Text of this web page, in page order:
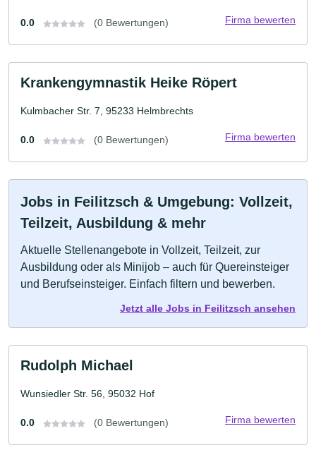
0.0 (0 Bewertungen) Firma bewerten
Krankengymnastik Heike Röpert
Kulmbacher Str. 7, 95233 Helmbrechts
0.0 (0 Bewertungen) Firma bewerten
Jobs in Feilitzsch & Umgebung: Vollzeit,
Teilzeit, Ausbildung & mehr
Aktuelle Stellenangebote in Vollzeit, Teilzeit, zur
Ausbildung oder als Minijob – auch für Quereinsteiger
und Berufseinsteiger. Einfach filtern und bewerben.
Jetzt alle Jobs in Feilitzsch ansehen
Rudolph Michael
Wunsiedler Str. 56, 95032 Hof
0.0 (0 Bewertungen) Firma bewerten